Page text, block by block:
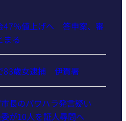
47％値上げへ 答申案、審
まる
83歳女逮捕 伊賀署
長のパワハラ発言疑い
が10人を証人尋問へ